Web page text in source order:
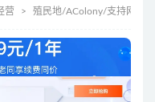
营 殖民地/AColony/支持网络